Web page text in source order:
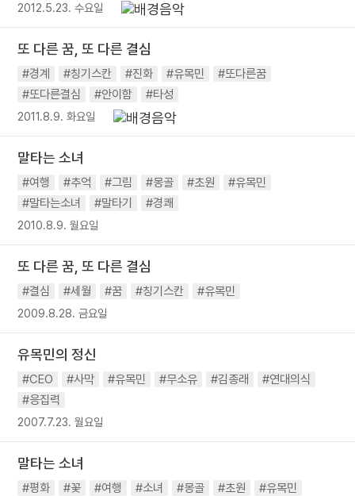
2012.5.23. 수요일
또 다른 꿈, 또 다른 결심
#경계 #칭기스칸 #진화 #유목민
#또다른꿈
#또다른결심
#안이함 #타성
2011.8.9. 화요일
말타는 소녀
#여행 #추억 #그림 #몽골 #초원
#유목민
#말타는소녀
#말타기 #경쾌
2010.8.9. 월요일
또 다른 꿈, 또 다른 결심
#결심 #세월 #꿈 #칭기스칸 #유목민
2009.8.28. 금요일
유목민의 정신
#CEO #사막 #유목민 #무소유 #김종래
#연대의식
#응집력
2007.7.23. 월요일
말타는 소녀
#평화 #꽃 #여행 #소녀 #몽골 #초원
#유목민